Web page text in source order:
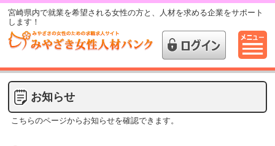
宮崎県内で就業を希望される女性の方と、人材を求める企業をサポート
します！
お知らせ
こちらのページからお知らせを確認できます。